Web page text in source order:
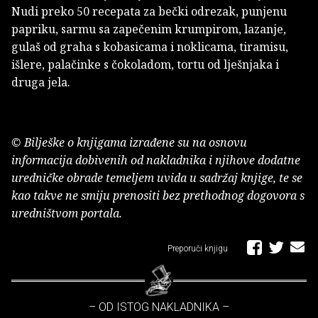
Nudi preko 50 recepata za bečki odrezak, punjenu
papriku, sarmu sa zapečenim krumpirom, lazanje,
gulaš od graha s kobasicama i noklicama, tiramisu,
išlere, palačinke s čokoladom, tortu od lješnjaka i
druga jela.
© Bilješke o knjigama izrađene su na osnovu
informacija dobivenih od nakladnika i njihove dodatne
uredničke obrade temeljem uvida u sadržaj knjige, te se
kao takve ne smiju prenositi bez prethodnog dogovora s
uredništvom portala.
Preporuči knjigu
– OD ISTOG NAKLADNIKA –